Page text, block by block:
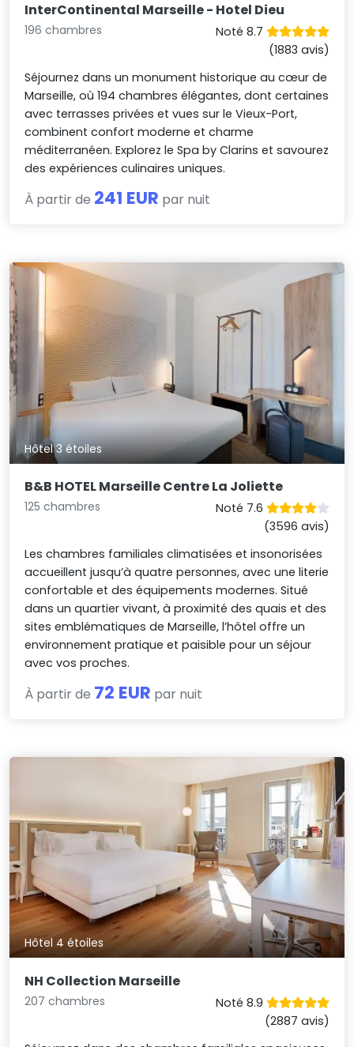
InterContinental Marseille - Hotel Dieu
196 chambres
Noté 8.7
(1883 avis)
Séjournez dans un monument historique au cœur de
Marseille, où 194 chambres élégantes, dont certaines
avec terrasses privées et vues sur le Vieux-Port,
combinent confort moderne et charme
méditerranéen. Explorez le Spa by Clarins et savourez
des expériences culinaires uniques.
À partir de 241 EUR par nuit
Hôtel 3 étoiles
B&B HOTEL Marseille Centre La Joliette
125 chambres
Noté 7.6
(3596 avis)
Les chambres familiales climatisées et insonorisées
accueillent jusqu’à quatre personnes, avec une literie
confortable et des équipements modernes. Situé
dans un quartier vivant, à proximité des quais et des
sites emblématiques de Marseille, l’hôtel offre un
environnement pratique et paisible pour un séjour
avec vos proches.
À partir de 72 EUR par nuit
Hôtel 4 étoiles
NH Collection Marseille
207 chambres
Noté 8.9
(2887 avis)